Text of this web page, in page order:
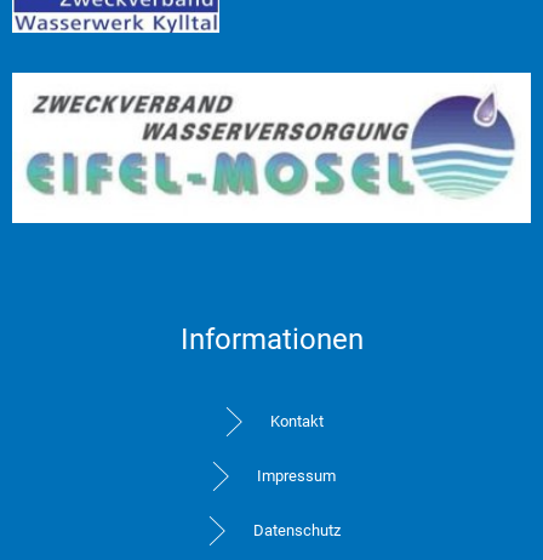
Informationen
Kontakt
Impressum
Datenschutz